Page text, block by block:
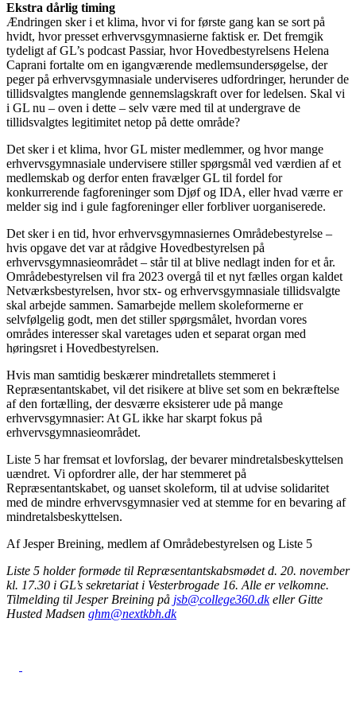
Ekstra dårlig timing
Ændringen sker i et klima, hvor vi for første gang kan se sort på
hvidt, hvor presset erhvervsgymnasierne faktisk er. Det fremgik
tydeligt af GL’s podcast Passiar, hvor Hovedbestyrelsens Helena
Caprani fortalte om en igangværende medlemsundersøgelse, der
peger på erhvervsgymnasiale underviseres udfordringer, herunder de
tillidsvalgtes manglende gennemslagskraft over for ledelsen. Skal vi
i GL nu – oven i dette – selv være med til at undergrave de
tillidsvalgtes legitimitet netop på dette område?
Det sker i et klima, hvor GL mister medlemmer, og hvor mange
erhvervsgymnasiale undervisere stiller spørgsmål ved værdien af et
medlemskab og derfor enten fravælger GL til fordel for
konkurrerende fagforeninger som Djøf og IDA, eller hvad værre er
melder sig ind i gule fagforeninger eller forbliver uorganiserede.
Det sker i en tid, hvor erhvervsgymnasiernes Områdebestyrelse –
hvis opgave det var at rådgive Hovedbestyrelsen på
erhvervsgymnasieområdet – står til at blive nedlagt inden for et år.
Områdebestyrelsen vil fra 2023 overgå til et nyt fælles organ kaldet
Netværksbestyrelsen, hvor stx- og erhvervsgymnasiale tillidsvalgte
skal arbejde sammen. Samarbejde mellem skoleformerne er
selvfølgelig godt, men det stiller spørgsmålet, hvordan vores
områdes interesser skal varetages uden et separat organ med
høringsret i Hovedbestyrelsen.
Hvis man samtidig beskærer mindretallets stemmeret i
Repræsentantskabet, vil det risikere at blive set som en bekræftelse
af den fortælling, der desværre eksisterer ude på mange
erhvervsgymnasier: At GL ikke har skarpt fokus på
erhvervsgymnasieområdet.
Liste 5 har fremsat et lovforslag, der bevarer mindretalsbeskyttelsen
uændret. Vi opfordrer alle, der har stemmeret på
Repræsentantskabet, og uanset skoleform, til at udvise solidaritet
med de mindre erhvervsgymnasier ved at stemme for en bevaring af
mindretalsbeskyttelsen.
Af Jesper Breining, medlem af Områdebestyrelsen og Liste 5
Liste 5 holder formøde til Repræsentantskabsmødet d. 20. november
kl. 17.30 i GL’s sekretariat i Vesterbrogade 16. Alle er velkomne.
Tilmelding til Jesper Breining på jsb@college360.dkeller Gitte
Husted Madsen ghm@nextkbh.dk